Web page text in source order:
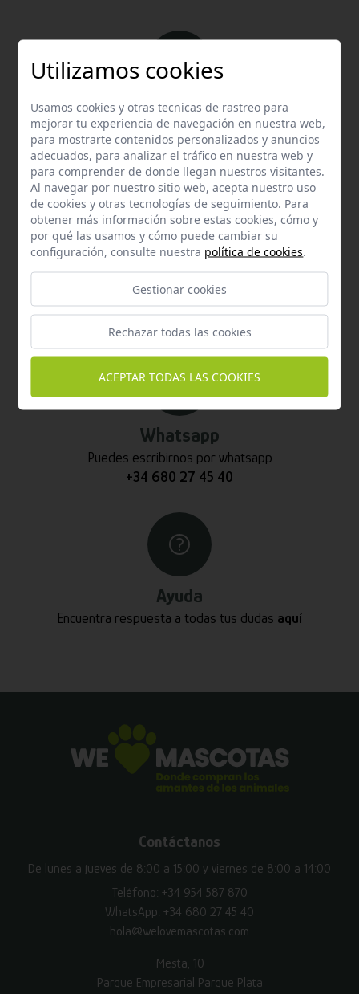
Email
Contacta con nosotros vía email
hola@welovemascotas.com
Contacta con nosotros a través del teléfono
Whatsapp
Puedes escribirnos por whatsapp
+34 680 27 45 40
Ayuda
Encuentra respuesta a todas tus dudas aquí
Contáctanos
De lunes a jueves de 8:00 a 15:00 y viernes de 8:00 a 14:00
Teléfono: +34 954 587 870
WhatsApp: +34 680 27 45 40
hola@welovemascotas.com
Mesta, 10
Parque Empresarial Parque Plata
Utilizamos cookies
Usamos cookies y otras tecnicas de rastreo para
mejorar tu experiencia de navegación en nuestra web,
para mostrarte contenidos personalizados y anuncios
adecuados, para analizar el tráfico en nuestra web y
para comprender de donde llegan nuestros visitantes.
Al navegar por nuestro sitio web, acepta nuestro uso
de cookies y otras tecnologías de seguimiento. Para
obtener más información sobre estas cookies, cómo y
por qué las usamos y cómo puede cambiar su
configuración, consulte nuestra política de cookies.
Gestionar cookies
Rechazar todas las cookies
ACEPTAR TODAS LAS COOKIES